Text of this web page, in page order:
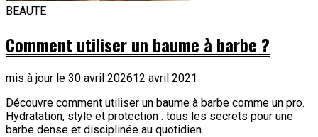
BEAUTE
Comment utiliser un baume à barbe ?
mis à jour le 30 avril 202612 avril 2021
Découvre comment utiliser un baume à barbe comme un pro.
Hydratation, style et protection : tous les secrets pour une
barbe dense et disciplinée au quotidien.